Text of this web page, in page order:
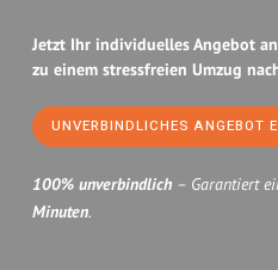
Jetzt Ihr individuelles Angebot
zu einem stressfreien Umzug
UNVERBINDLICHES ANGEBOT
100% unverbindlich – Garantiert
Minuten.